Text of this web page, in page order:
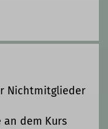
Nichtmitglieder
dem Kurs